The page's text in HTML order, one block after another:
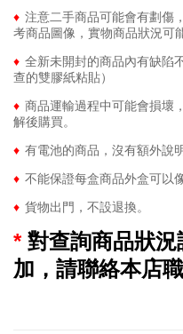
♦ 注意二手商品可能會有劃傷
考商品圖像，實物商品狀況可
♦ 全新未開封的商品內有缺陷
查的雙膠紙粘貼）
♦ 商品運輸過程中可能會損壞
解後購買。
♦ 有電池的商品，沒有額外說
♦ 不能保證每盒商品外盒可以
♦ 貨物出門，不設退換。
* 對查詢商品狀
加，請聯絡本店職